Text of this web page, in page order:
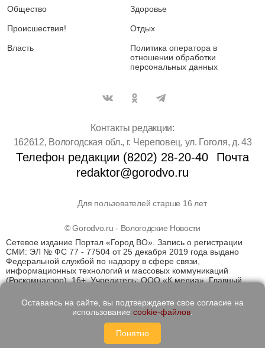
Общество
Происшествия!
Власть
Здоровье
Отдых
Политика оператора в
отношении обработки
персональных данных
Контакты редакции:
162612, Вологодская обл., г. Череповец, ул. Гоголя, д. 43
Телефон редакции (8202) 28-20-40
Почта
redaktor@gorodvo.ru
Для пользователей старше 16 лет
© Gorodvo.ru - Вологодские Новости
Сетевое издание Портал «Город ВО». Запись о регистрации
СМИ: ЭЛ № ФС 77 - 77504 от 25 декабря 2019 года выдано
Федеральной службой по надзору в сфере связи,
информационных технологий и массовых коммуникаций
(Роскомнадзор). 16+. Учредитель: ООО «К медиа». Главный
применяются рекомендательные технологии (информационные
технологии предоставления информации на основе сбора,
систематизации и анализа сведений, относящихся к
предпочтениям пользователей сети "Интернет", находящихся
на территории Российской Федерации)
Оставаясь на сайте, вы подтверждаете свое согласие на
использование cookie-файлов
Понятно